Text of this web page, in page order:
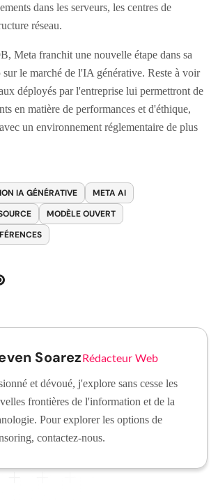
dans les serveurs, les centres de
réseau.
Meta franchit une nouvelle étape dans sa
sur le marché de l'IA générative. Reste à voir
déployés par l'entreprise lui permettront de
en matière de performances et d'éthique,
un environnement réglementaire de plus
IA GÉNÉRATIVE
META AI
MODÈLE OUVERT
SoarezRédacteur Web
et dévoué, j'explore sans cesse les
frontières de l'information et de la
Pour explorer les options de
contactez-nous.